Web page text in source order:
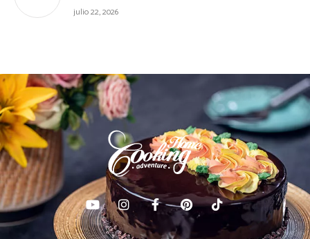
julio 22, 2026